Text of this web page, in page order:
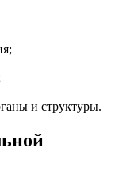
и структуры.